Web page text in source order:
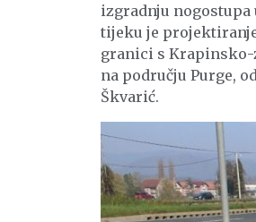
izgradnju nogostupa
tijeku je
granici s Krapinsko-
na području Purge,
Škvarić.